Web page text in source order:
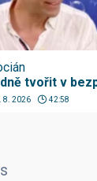
tvořit v
8. 2026 42:58